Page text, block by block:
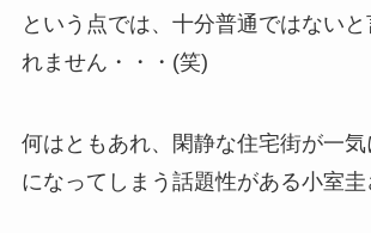
という点では、十分普通ではない
れません・・・(笑)
何はともあれ、閑静な住宅街が一気
になってしまう話題性がある小室圭